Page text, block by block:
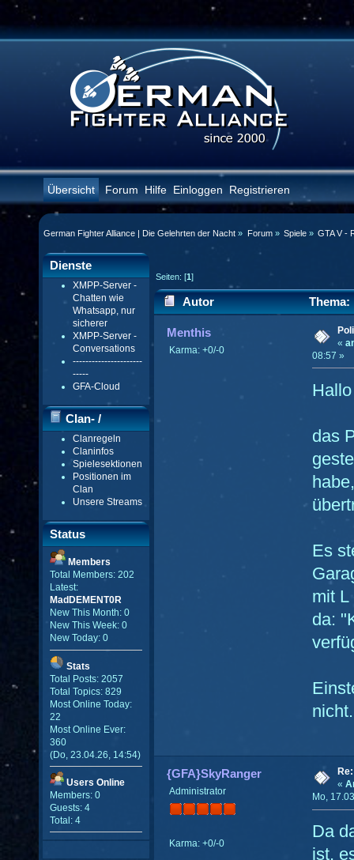
Übersicht Forum Hilfe Einloggen Registrieren
German Fighter Alliance | Die Gelehrten der Nacht » Forum» Spiele» GTA V -
Dienste
XMPP-Server -
Chatten wie
Whatsapp, nur
sicherer
XMPP-Server -
Conversations
----------------------
-----
GFA-Cloud
Clan- /
Gildenmenü
Clanregeln
Claninfos
Spielesektionen
Positionen im
Clan
Unsere Streams
Status
Members
Total Members: 202
Latest:
MadDEMENT0R
New This Month: 0
New This Week: 0
New Today: 0
Stats
Total Posts: 2057
Total Topics: 829
Most Online Today:
22
Most Online Ever:
360
(Do, 23.04.26, 14:54)
Users Online
Members: 0
Guests: 4
Total: 4
Seiten: [1]
Autor
Thema:
mal)
Menthis
Karma: +0/-0
«
08:57 »
das
Es
mit L
da:
nicht.
{GFA}SkyRanger
Administrator
Karma: +0/-0
«
Mo,
Da
ist,